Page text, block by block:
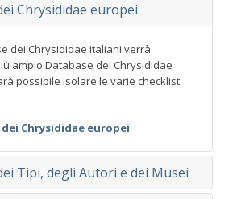
Chrysididae europei
dei Chrysididae italiani verrà
ampio Database dei Chrysididae
possibile isolare le varie checklist
Chrysididae europei
Tipi, degli Autori e dei Musei